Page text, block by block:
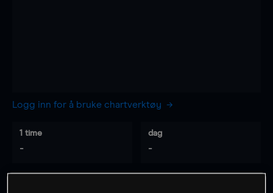
Logg inn for å bruke chartverktøy
1 time
-
dag
-